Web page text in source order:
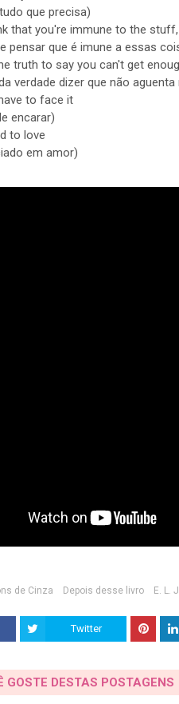
que precisa)
that you're immune to the stuff,
pensar que é imune a essas
truth to say you can't get
verdade dizer que não aguenta
to face it
encarar)
to love
em amor)
de Cinza Depois desse livro E. L.
Twitter
GOSTE DESTAS POSTAGENS